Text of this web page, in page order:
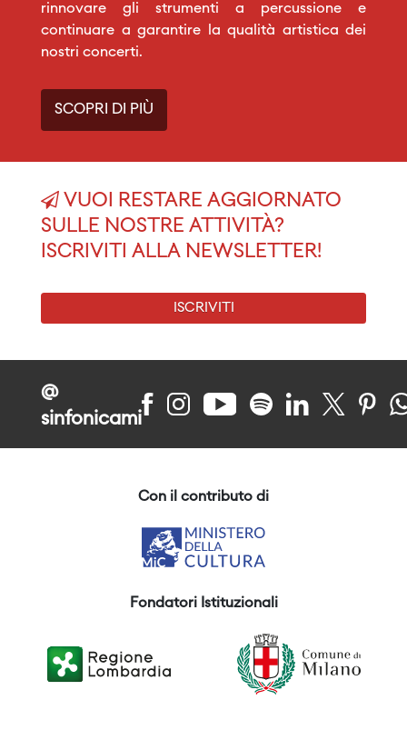
rinnovare gli strumenti a percussione e
continuare a garantire la qualità artistica dei
nostri concerti.
SCOPRI DI PIÙ
VUOI RESTARE AGGIORNATO
SULLE NOSTRE ATTIVITÀ?
ISCRIVITI ALLA NEWSLETTER!
ISCRIVITI
@
sinfonicami
Con il contributo di
Fondatori Istituzionali